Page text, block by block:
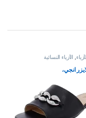
الأزياء الأزياء النسائية
انجي،